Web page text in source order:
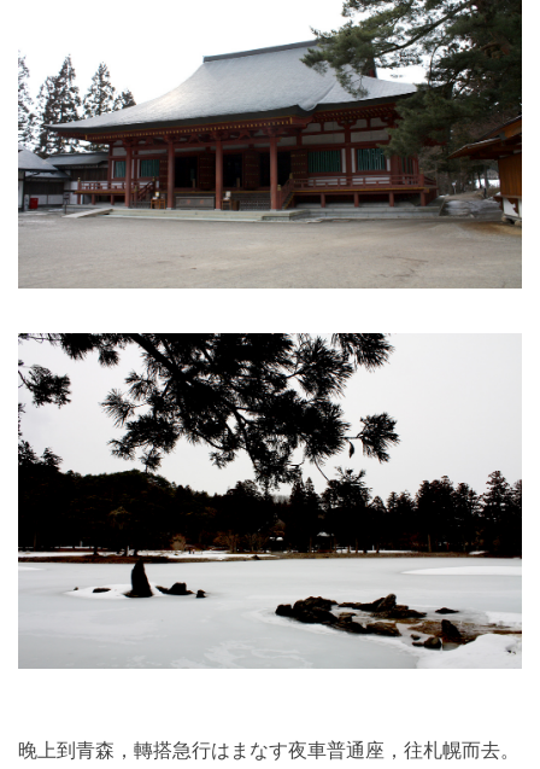
晚上到青森，轉搭急行はまなす夜車普通座，往札幌而去。